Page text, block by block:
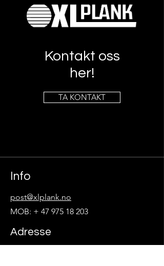
Kontakt oss
her!
TA KONTAKT
Info
post@xlplank.no
MOB: + 47 975 18 203
Adresse